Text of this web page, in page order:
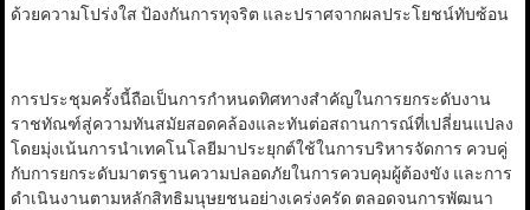
ด้วยความโปร่งใส ป้องกันการทุจริต และปราศจากผลประโยชน์ทับซ้อน
การประชุมครั้งนี้ถือเป็นการกำหนดทิศทางสำคัญในการยกระดับงาน
ราชทัณฑ์สู่ความทันสมัยสอดคล้องและทันต่อสถานการณ์ที่เปลี่ยนแปลง
โดยมุ่งเน้นการนำเทคโนโลยีมาประยุกต์ใช้ในการบริหารจัดการ ควบคู่
กับการยกระดับมาตรฐานความปลอดภัยในการควบคุมผู้ต้องขัง และการ
ดำเนินงานตามหลักสิทธิมนุษยชนอย่างเคร่งครัด ตลอดจนการพัฒนา